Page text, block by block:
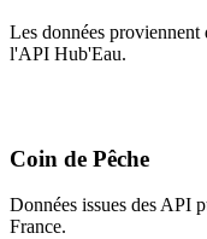
Les données
l'API Hub'Eau.
Coin de Pêche
Données issues des API
France.